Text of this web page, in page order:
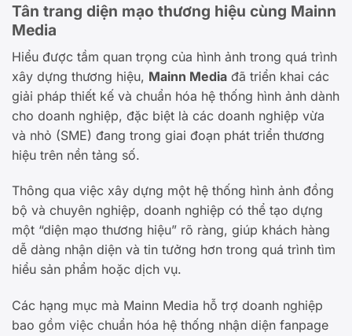
Tân trang diện mạo thương hiệu cùng Mainn
Media
Hiểu được tầm quan trọng của hình ảnh trong quá trình
xây dựng thương hiệu, Mainn Media đã triển khai các
giải pháp thiết kế và chuẩn hóa hệ thống hình ảnh dành
cho doanh nghiệp, đặc biệt là các doanh nghiệp vừa
và nhỏ (SME) đang trong giai đoạn phát triển thương
hiệu trên nền tảng số.
Thông qua việc xây dựng một hệ thống hình ảnh đồng
bộ và chuyên nghiệp, doanh nghiệp có thể tạo dựng
một “diện mạo thương hiệu” rõ ràng, giúp khách hàng
dễ dàng nhận diện và tin tưởng hơn trong quá trình tìm
hiểu sản phẩm hoặc dịch vụ.
Các hạng mục mà Mainn Media hỗ trợ doanh nghiệp
bao gồm việc chuẩn hóa hệ thống nhận diện fanpage